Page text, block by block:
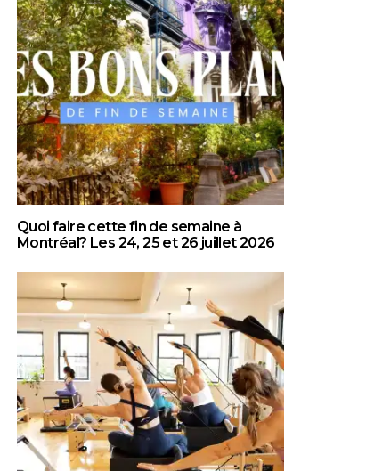
Quoi faire cette fin de semaine à
Montréal? Les 24, 25 et 26 juillet 2026